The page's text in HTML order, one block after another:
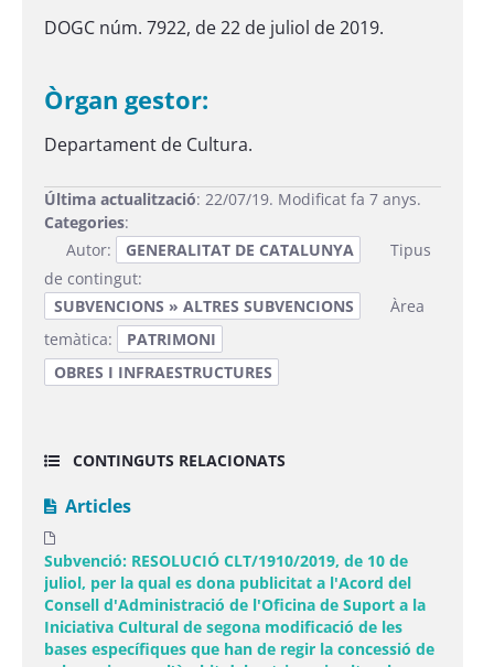
DOGC núm. 7922, de 22 de juliol de 2019.
Òrgan gestor:
Departament de Cultura.
Última actualització: 22/07/19. Modificat fa 7 anys.
Categories:
Autor:
GENERALITAT DE CATALUNYA
Tipus
de contingut:
SUBVENCIONS » ALTRES SUBVENCIONS
Àrea
temàtica:
PATRIMONI
OBRES I INFRAESTRUCTURES
CONTINGUTS RELACIONATS
Articles
Subvenció: RESOLUCIÓ CLT/1910/2019, de 10 de
juliol, per la qual es dona publicitat a l'Acord del
Consell d'Administració de l'Oficina de Suport a la
Iniciativa Cultural de segona modificació de les
bases específiques que han de regir la concessió de